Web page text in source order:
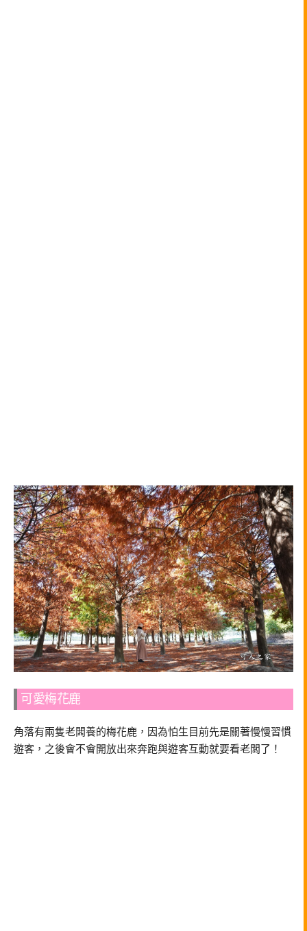
可愛梅花鹿
角落有兩隻老闆養的梅花鹿，因為怕生目前先是關著慢慢習慣
遊客，之後會不會開放出來奔跑與遊客互動就要看老闆了！